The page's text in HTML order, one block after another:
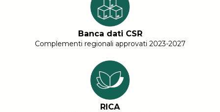
Banca dati CSR
Complementi regionali approvati 2023-2027
RICA